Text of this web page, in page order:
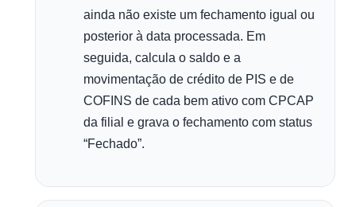
ainda não existe um fechamento igual ou
posterior à data processada. Em
seguida, calcula o saldo e a
movimentação de crédito de PIS e de
COFINS de cada bem ativo com CPCAP
da filial e grava o fechamento com status
“Fechado”.